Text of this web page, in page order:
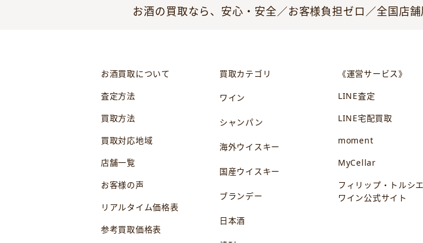
お酒の買取なら、安心・安全／お客様負担ゼロ／全国店
お酒買取について
査定方法
買取方法
買取対応地域
店舗一覧
お客様の声
リアルタイム価格表
参考買取価格表
買取カテゴリ
ワイン
シャンパン
海外ウイスキー
国産ウイスキー
ブランデー
日本酒
《運営サービス》
LINE査定
LINE宅配買取
moment
MyCellar
フィリップ・トルシエ
ワイン公式サイト